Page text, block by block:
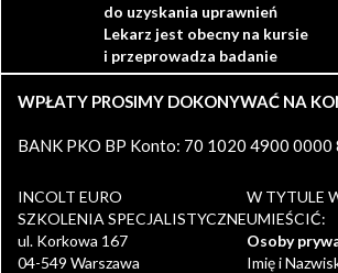
do uzyskania uprawnień
Lekarz jest obecny na kursie
i przeprowadza badanie
WPŁATY PROSIMY DOKONYWAĆ NA
BANK PKO BP Konto: 70 1020 4900
INCOLT EURO
SZKOLENIA SPECJALISTYCZNE
ul. Korkowa 167
04-549 Warszawa
W TYTULE
UMIEŚCIĆ:
Osoby
Imię i